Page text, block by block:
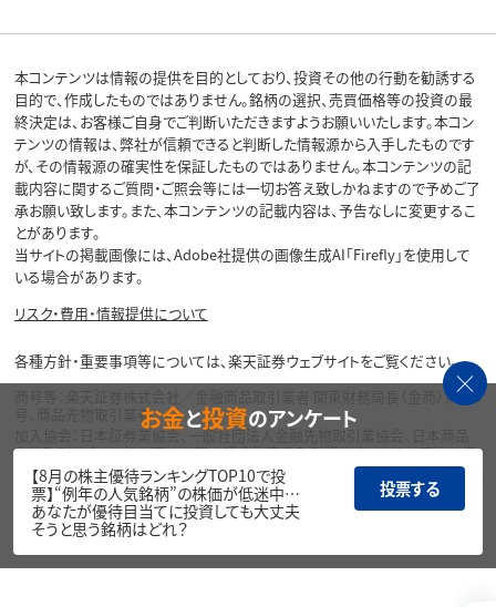
本コンテンツは情報の提供を目的としており、投資その他の行動を勧誘する
目的で、作成したものではありません。銘柄の選択、売買価格等の投資の最
終決定は、お客様ご自身でご判断いただきますようお願いいたします。本コン
テンツの情報は、弊社が信頼できると判断した情報源から入手したものです
が、その情報源の確実性を保証したものではありません。本コンテンツの記
載内容に関するご質問・ご照会等には一切お答え致しかねますので予めご了
承お願い致します。また、本コンテンツの記載内容は、予告なしに変更するこ
とがあります。
当サイトの掲載画像には、Adobe社提供の画像生成AI「Firefly」を使用して
いる場合があります。
リスク・費用・情報提供について
各種方針・重要事項等については、楽天証券ウェブサイトをご覧ください。
商号等：楽天証券株式会社／金融商品取引業者 関東財務局長（金商）第195
号、商品先物取引業者
加入協会：日本証券業協会、一般社団法人金融先物取引業協会、日本商品
先物取引協会、一般社団法人第二種金融商品取引業協会、一般社団法人資
産運用業協会
Copyright©
1999-2026 Rakuten Securities, Inc. All
Rights Reserved.
お金と投資のアンケート
【8月の株主優待ランキングTOP10で投
票】“例年の人気銘柄”の株価が低迷中…
あなたが優待目当てに投資しても大丈夫
そうと思う銘柄はどれ？
投票する